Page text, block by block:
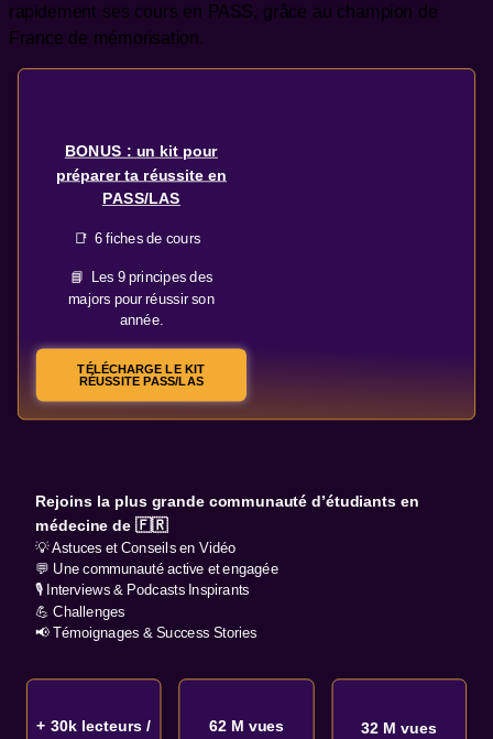
rapidement ses cours en PASS, grâce au champion de
France de mémorisation.
BONUS : un kit pour
préparer ta réussite en
PASS/LAS
📑 6 fiches de cours
📘 Les 9 principes des
majors pour réussir son
année.
TÉLÉCHARGE LE KIT
RÉUSSITE PASS/LAS
Rejoins la plus grande communauté d’étudiants en
médecine de 🇫🇷
💡 Astuces et Conseils en Vidéo
💬 Une communauté active et engagée
🎙️ Interviews & Podcasts Inspirants
💪 Challenges
📢 Témoignages & Success Stories
+ 30k lecteurs /
62 M vues 32 M vues